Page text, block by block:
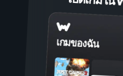
เกมของฉัน